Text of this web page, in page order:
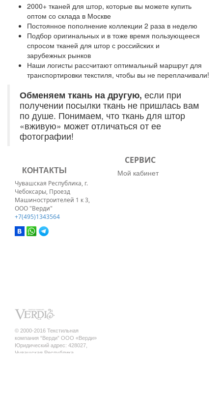
2000+ тканей для штор, которые вы можете купить
оптом со склада в Москве
Постоянное пополнение коллекции 2 раза в неделю
Подбор оригинальных и в тоже время пользующееся
спросом тканей для штор с российских и
зарубежных рынков
Наши логисты рассчитают оптимальный маршрут для
транспортировки текстиля, чтобы вы не переплачивали!
Обменяем ткань на другую, если при
получении посылки ткань не пришлась вам
по душе. Понимаем, что ткань для штор
«вживую» может отличаться от ее
фотографии!
КОНТАКТЫ
Чувашская Республика, г.
Чебоксары, Проезд
Машиностроителей 1 к 3,
ООО "Верди"
+7(495)1343564
СЕРВИС
Мой кабинет
© 2000-2016 Текстильная
компания “Верди” ООО «Верди»
Юридический адрес: 428027,
Чувашская Республика,